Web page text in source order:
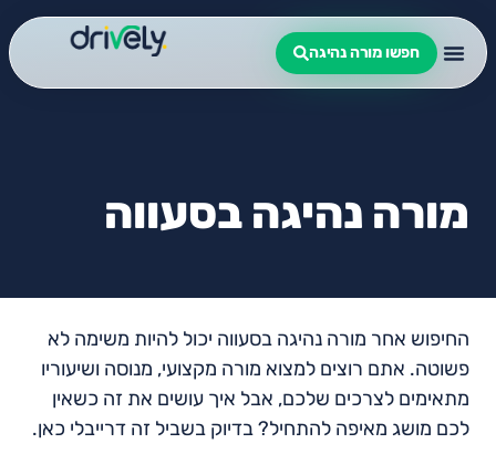
חפשו מורה נהיגה
מורה נהיגה בסעווה
החיפוש אחר מורה נהיגה בסעווה יכול להיות משימה לא
פשוטה. אתם רוצים למצוא מורה מקצועי, מנוסה ושיעוריו
מתאימים לצרכים שלכם, אבל איך עושים את זה כשאין
לכם מושג מאיפה להתחיל? בדיוק בשביל זה דרייבלי כאן.